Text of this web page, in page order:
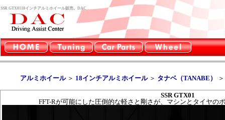
SSR GTX0118インチアルミホイール販売。DAC
アルミホイール＞ 18インチアルミホイール＞ タナベ（TANABE）
SSR GTX01
FFT-Rが可能にした圧倒的な軽さと剛さが、マシンとタイヤの